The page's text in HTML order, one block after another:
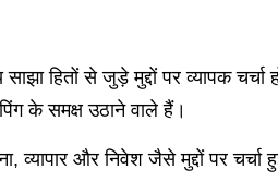
हितों से जुड़े मुद्दों पर व्यापक चर्चा
के समक्ष उठाने वाले हैं।
व्यापार और निवेश जैसे मुद्दों पर चर्चा